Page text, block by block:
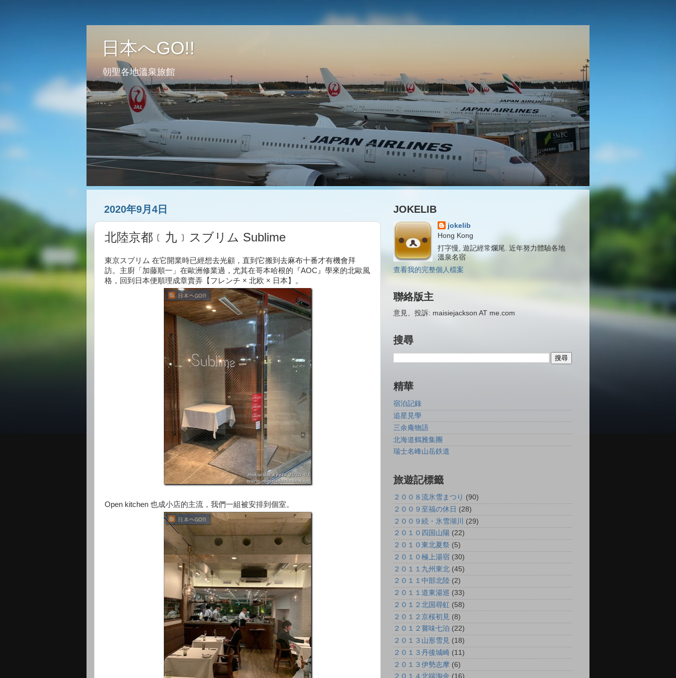
日本へGO!!
朝聖各地溫泉旅館
2020年9月4日
北陸京都﹝九﹞スブリム Sublime
東京スブリム 在它開業時已經想去光顧，直到它搬到去麻布十番才有機會拜
訪。主廚「加藤順一」在歐洲修業過，尤其在哥本哈根的『AOC』學來的北歐風
格，回到日本便順理成章賣弄【フレンチ × 北欧 × 日本】。
Open kitchen 也成小店的主流，我們一組被安排到個室。
JOKELIB
jokelib
Hong Kong
打字慢, 遊記經常爛尾. 近年努力體驗各地
溫泉名宿
查看我的完整個人檔案
聯絡版主
意見、投訴: maisiejackson AT me.com
搜尋
精華
宿泊記錄
追星見學
三余庵物語
北海道鶴雅集團
瑞士名峰山岳鉄道
旅遊記標籤
２００８流氷雪まつり (90)
２００９至福の休日 (28)
２００９続・氷雪湖川
(29)
２０１０四国山陽 (22)
２０１０東北夏祭 (5)
２０１０極上湯宿 (30)
２０１１九州東北 (45)
２０１１中部北陸 (2)
２０１１道東湯巡 (33)
２０１２北国尋虹 (58)
２０１２京桜初見 (8)
２０１２嘗味七泊 (22)
２０１３山形雪見 (18)
２０１３丹後城崎 (11)
２０１３伊勢志摩 (6)
２０１４北端淘金 (16)